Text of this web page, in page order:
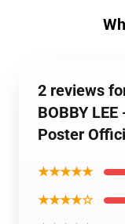
2 reviews
BOBBY
Poster
★★★★★
★★★★☆